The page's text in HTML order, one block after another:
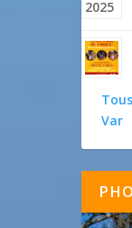
Tous
Var